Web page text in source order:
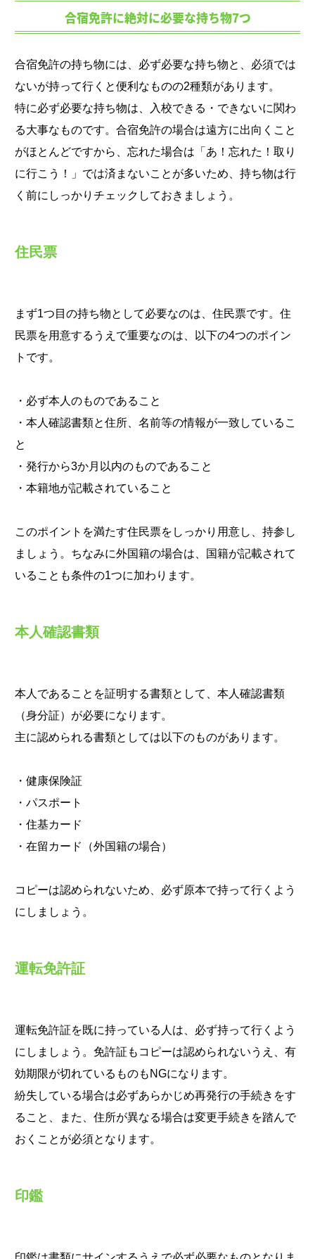
合宿免許に絶対に必要な持ち物7つ
合宿免許の持ち物には、必ず必要な持ち物と、必須では
ないが持って行くと便利なものの2種類があります。
特に必ず必要な持ち物は、入校できる・できないに関わ
る大事なものです。合宿免許の場合は遠方に出向くこと
がほとんどですから、忘れた場合は「あ！忘れた！取り
に行こう！」では済まないことが多いため、持ち物は行
く前にしっかりチェックしておきましょう。
住民票
まず1つ目の持ち物として必要なのは、住民票です。住
民票を用意するうえで重要なのは、以下の4つのポイン
トです。
・必ず本人のものであること
・本人確認書類と住所、名前等の情報が一致しているこ
と
・発行から3か月以内のものであること
・本籍地が記載されていること
このポイントを満たす住民票をしっかり用意し、持参し
ましょう。ちなみに外国籍の場合は、国籍が記載されて
いることも条件の1つに加わります。
本人確認書類
本人であることを証明する書類として、本人確認書類
（身分証）が必要になります。
主に認められる書類としては以下のものがあります。
・健康保険証
・パスポート
・住基カード
・在留カード（外国籍の場合）
コピーは認められないため、必ず原本で持って行くよう
にしましょう。
運転免許証
運転免許証を既に持っている人は、必ず持って行くよう
にしましょう。免許証もコピーは認められないうえ、有
効期限が切れているものもNGになります。
紛失している場合は必ずあらかじめ再発行の手続きをす
ること、また、住所が異なる場合は変更手続きを踏んで
おくことが必須となります。
印鑑